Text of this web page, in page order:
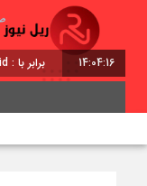
14:04:17 برابر با : Friday - 7 August - 2026